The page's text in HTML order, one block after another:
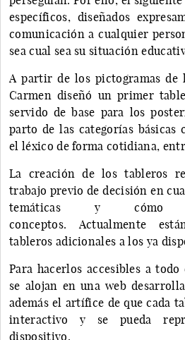
específicos, diseñados
comunicación a cualquier
sea cual sea su situación
A partir de los pictogramas de
Carmen diseñó un primer
servido de base para los
parto de las categorías básicas
el léxico de forma cotidiana,
La creación de los tableros
trabajo previo de decisión en
temáticas y cómo
conceptos. Actualmente
tableros adicionales a los ya
Para hacerlos accesibles a
se alojan en una web
además el artífice de que cada
interactivo y se pueda
dispositivo.